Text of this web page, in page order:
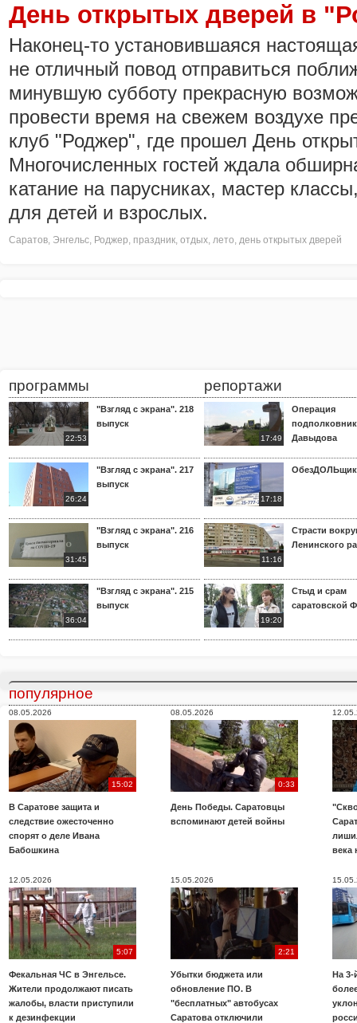
День открытых дверей в
Наконец-то установившаяся
не отличный повод отправиться
минувшую субботу прекрасную
провести время на свежем воздухе
клуб "Роджер", где прошел День
Многочисленных гостей ждала
катание на парусниках, мастер
для детей и взрослых.
Саратов, Энгельс, Роджер, праздник, отдых, лето, день открытых дверей
программы
22:53
"Взгляд с экрана". 218
выпуск
26:24
"Взгляд с экрана". 217
выпуск
31:45
"Взгляд с экрана". 216
выпуск
36:04
"Взгляд с экрана". 215
выпуск
репортажи
17:49
Операция
Давыдова
17:18
11:16
Страсти
Ленинского
19:20
Стыд и срам
саратовской
популярное
08.05.2026
15:02
В Саратове защита и
следствие ожесточенно
спорят о деле Ивана
Бабошкина
08.05.2026
0:33
День Победы. Саратовцы
вспоминают детей войны
века
12.05.2026
5:07
Фекальная ЧС в Энгельсе.
Жители продолжают писать
жалобы, власти приступили
к дезинфекции
15.05.2026
2:21
Убытки бюджета или
обновление ПО. В
"бесплатных" автобусах
Саратова отключили
На 3-